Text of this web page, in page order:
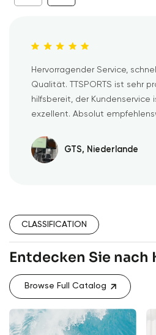
Hervorragender Service,
Qualität. TTSPORTS ist sehr
hilfsbereit, der Kundenservice
exzellent. Absolut
GTS, Niederlande
CLASSIFICATION
Entdecken Sie nach
Browse Full Catalog